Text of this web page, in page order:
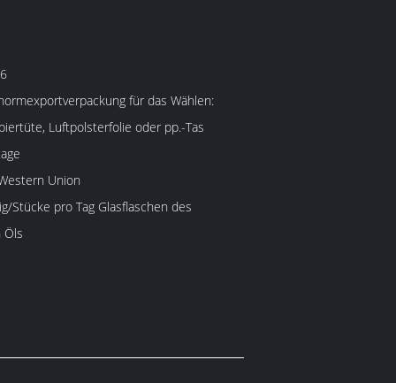
für das Wählen:
Luftpolsterfolie oder pp.-Tas
Union
Stücke pro Tag Glasflaschen des
Öls